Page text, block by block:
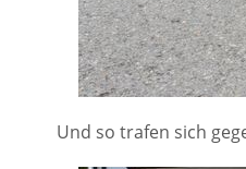
Und so trafen sich